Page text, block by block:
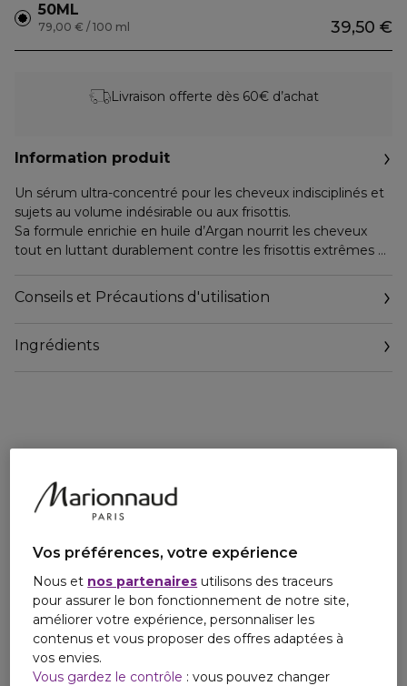
50ML
39,50 €
79,00 € / 100 ml
Livraison offerte dès 60€ d’achat
Information produit
Un sérum ultra-concentré pour les cheveux indisciplinés et
sujets au volume indésirable ou aux frisottis.
Sa formule enrichie en huile d’Argan nourrit les cheveux
tout en luttant durablement contre les frisottis extrêmes et
et plus soyeux. Le coiffage est facilité.
- Contrôle les frisottis jusqu’à 72h*
Conseils et Précautions d'utilisation
Ingrédients
Vos préférences, votre expérience
Nous et nos partenaires utilisons des traceurs
pour assurer le bon fonctionnement de notre site,
améliorer votre expérience, personnaliser les
contenus et vous proposer des offres adaptées à
vos envies.
Vous gardez le contrôle : vous pouvez changer